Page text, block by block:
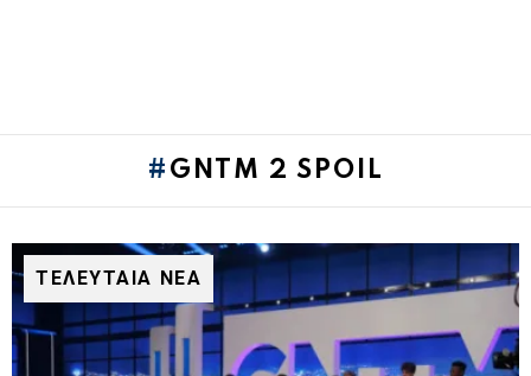
GNTM 2 SPOIL
ΤΕΛΕΥΤΑΙΑ ΝΕΑ